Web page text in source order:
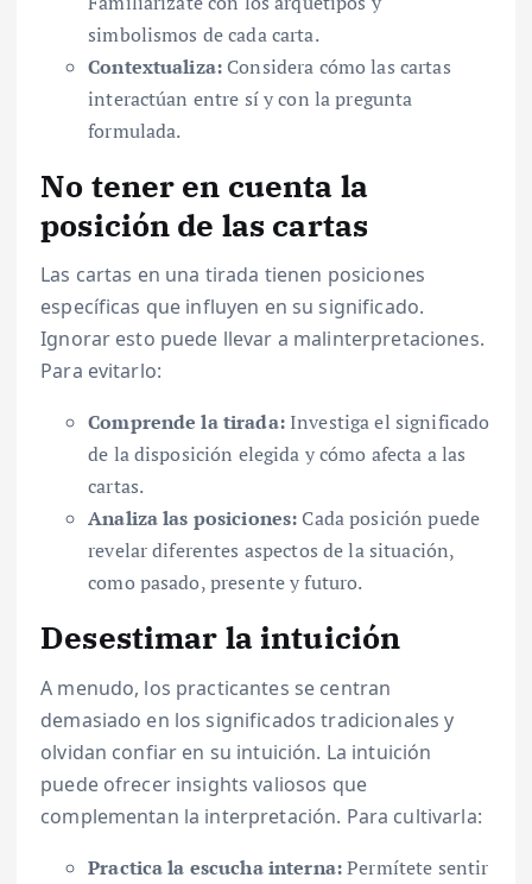
simbolismos de cada carta.
Contextualiza: Considera cómo las cartas
interactúan entre sí y con la pregunta
formulada.
No tener en cuenta la
posición de las cartas
Las cartas en una tirada tienen posiciones
específicas que influyen en su significado.
Ignorar esto puede llevar a malinterpretaciones.
Para evitarlo:
Comprende la tirada:Investiga el significado
de la disposición elegida y cómo afecta a las
cartas.
Analiza las posiciones: Cada posición puede
revelar diferentes aspectos de la situación,
como pasado, presente y futuro.
Desestimar la intuición
A menudo, los practicantes se centran
demasiado en los significados tradicionales y
olvidan confiar en su intuición. La intuición
puede ofrecer insights valiosos que
complementan la interpretación. Para cultivarla:
Practica la escucha interna:Permítete sentir